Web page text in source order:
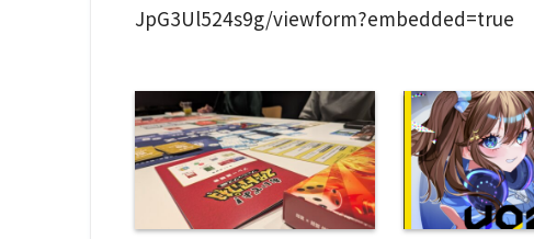
JpG3Ul524s9g/viewform?embedded=true